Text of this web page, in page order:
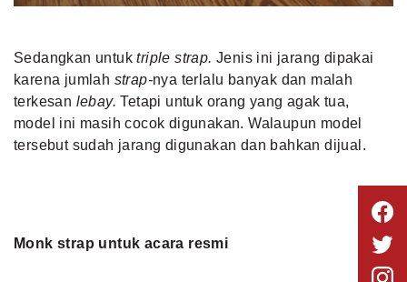
Sedangkan untuktriple strap. Jenis ini jarang dipakai
karena jumlah strap-nya terlalu banyak dan malah
terkesan lebay. Tetapi untuk orang yang agak tua,
model ini masih cocok digunakan. Walaupun model
tersebut sudah jarang digunakan dan bahkan dijual.
Monk strap untuk acara resmi